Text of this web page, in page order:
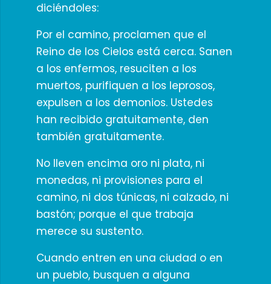
diciéndoles:
Por el camino, proclamen que el
Reino de los Cielos está cerca. Sanen
a los enfermos, resuciten a los
muertos, purifiquen a los leprosos,
expulsen a los demonios. Ustedes
han recibido gratuitamente, den
también gratuitamente.
No lleven encima oro ni plata, ni
monedas, ni provisiones para el
camino, ni dos túnicas, ni calzado, ni
bastón; porque el que trabaja
merece su sustento.
Cuando entren en una ciudad o en
un pueblo, busquen a alguna